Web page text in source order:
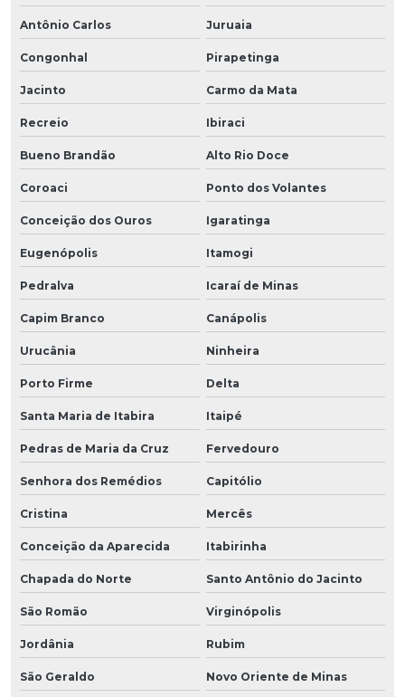
Antônio Carlos Juruaia
Congonhal Pirapetinga
Jacinto Carmo da Mata
Recreio Ibiraci
Bueno Brandão Alto Rio Doce
Coroaci Ponto dos Volantes
Conceição dos Ouros Igaratinga
Eugenópolis Itamogi
Pedralva Icaraí de Minas
Capim Branco Canápolis
Urucânia Ninheira
Porto Firme Delta
Santa Maria de Itabira Itaipé
Pedras de Maria da Cruz Fervedouro
Senhora dos Remédios Capitólio
Cristina Mercês
Conceição da Aparecida Itabirinha
Chapada do Norte Santo Antônio do Jacinto
São Romão Virginópolis
Jordânia Rubim
São Geraldo Novo Oriente de Minas